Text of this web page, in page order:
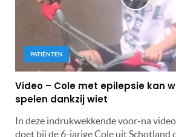
PATIËNTEN
Video – Cole met epilepsie kan
spelen dankzij wiet
In deze indrukwekkende voor-na
doet bij de 6-jarige Cole uit Schotland